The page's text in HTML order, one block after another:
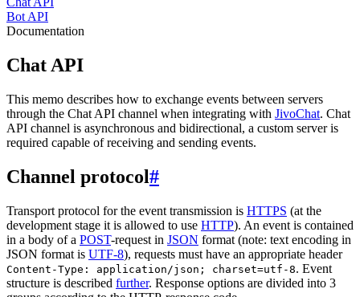
Bot API
Documentation
Chat API
This memo describes how to exchange events between servers
through the Chat API channel when integrating with JivoChat. Chat
API channel is asynchronous and bidirectional, a custom server is
required capable of receiving and sending events.
Channel protocol#
Transport protocol for the event transmission is HTTPS (at the
development stage it is allowed to use HTTP). An event is contained
in a body of a POST-request in JSON format (note: text encoding in
JSON format is UTF-8), requests must have an appropriate header
Content-Type: application/json; charset=utf-8. Event
structure is described further. Response options are divided into 3